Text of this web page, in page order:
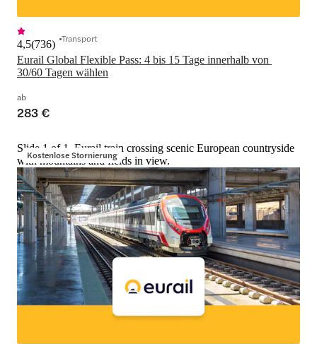
Eurail Global Flexible Pass: 4 bis 15 Tage innerhalb von
30/60 Tagen wählen
4,5(736) Transport
ab
283 €
Kostenlose Stornierung
Slide 1 of 1, Eurail train crossing scenic European countryside
with mountains and fields in view.